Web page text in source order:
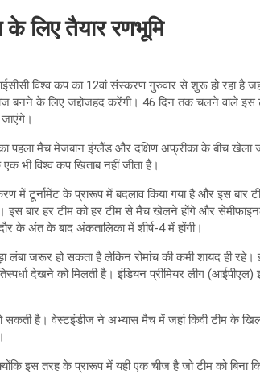
लिए तैयार रणभूमि
विश्व कप का 12वां संस्करण गुरुवार से शुरू हो रहा है
बनने के लिए जद्दोजहद करेंगी। 46 दिन तक चलने वाले इस
पहला मैच मेजबान इंग्लैंड और दक्षिण अफ्रीका के बीच खेला
भी विश्व कप खिताब नहीं जीता है।
में टूर्नामेंट के प्रारूप में बदलाव किया गया है और इस बार
इस बार हर टीम को हर टीम से मैच खेलने होंगे और
के अंत के बाद अंकतालिका में शीर्ष-4 में होंगी।
जरूर हो सकता है लेकिन रोमांच की कमी शायद ही रहे।
देखने को मिलती है। इंडियन प्रीमियर लीग (आईपीएल)
सकती है। वेस्टइंडीज ने अभ्यास मैच में जहां किवी टीम के
इस तरह के प्रारूप में यही एक चीज है जो टीम को बिना